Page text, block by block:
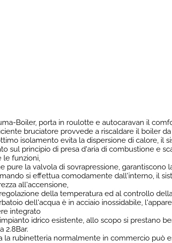
Boiler, porta in roulotte e autocaravan il
bruciatore provvede a riscaldare il boiler
isolamento evita la dispersione di calore, il
sul principio di presa d'aria di combustione e
le funzioni,
pure la valvola di sovrapressione, garantiscono
si effettua comodamente dall'interno, il
all'accensione,
della temperatura ed al controllo
dell'acqua è in acciaio inossidabile,
integrato
idrico esistente, allo scopo si prestano
2.8Bar.
la rubinetteria normalmente in commercio può